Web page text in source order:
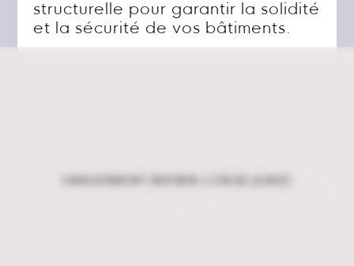
structurelle pour garantir la solidité
et la sécurité de vos bâtiments.